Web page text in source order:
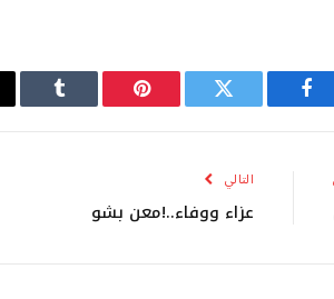
فيسبوك تويتر بينتيريستTumblr
التالي
عزاء ووفاء..!معن بشو